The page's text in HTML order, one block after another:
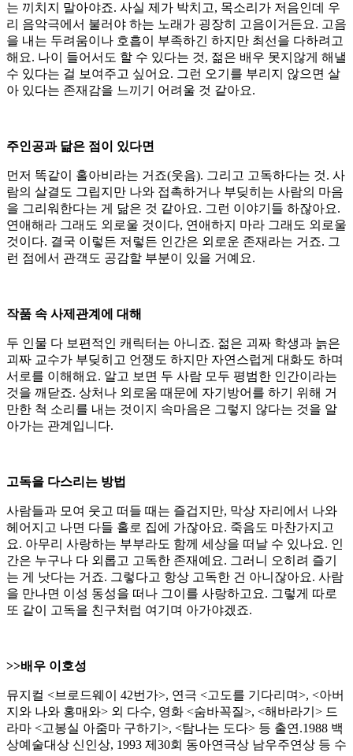
는 끼치지 말아야죠. 사실 제가 박치고, 목소리가 저음인데 우
리 음악극에서 불러야 하는 노래가 굉장히 고음이거든요. 고음
을 내는 두려움이나 호흡이 부족하긴 하지만 최선을 다하려고
해요. 나이 들어서도 할 수 있다는 것, 젊은 배우 못지않게 해낼
수 있다는 걸 보여주고 싶어요. 그런 오기를 부리지 않으면 살
아 있다는 존재감을 느끼기 어려울 것 같아요.
주인공과 닮은 점이 있다면
먼저 똑같이 홀아비라는 거죠(웃음). 그리고 고독하다는 것. 사
람의 살결도 그립지만 나와 접촉하거나 부딪히는 사람의 마음
을 그리워한다는 게 닮은 것 같아요. 그런 이야기들 하잖아요.
연애해라 그래도 외로울 것이다, 연애하지 마라 그래도 외로울
것이다. 결국 이렇든 저렇든 인간은 외로운 존재라는 거죠. 그
런 점에서 관객도 공감할 부분이 있을 거예요.
작품 속 사제관계에 대해
두 인물 다 보편적인 캐릭터는 아니죠. 젊은 괴짜 학생과 늙은
괴짜 교수가 부딪히고 언쟁도 하지만 자연스럽게 대화도 하며
서로를 이해해요. 알고 보면 두 사람 모두 평범한 인간이라는
것을 깨닫죠. 상처나 외로움 때문에 자기방어를 하기 위해 거
만한 척 소리를 내는 것이지 속마음은 그렇지 않다는 것을 알
아가는 관계입니다.
고독을 다스리는 방법
사람들과 모여 웃고 떠들 때는 즐겁지만, 막상 자리에서 나와
헤어지고 나면 다들 홀로 집에 가잖아요. 죽음도 마찬가지고
요. 아무리 사랑하는 부부라도 함께 세상을 떠날 수 있나요. 인
간은 누구나 다 외롭고 고독한 존재예요. 그러니 오히려 즐기
는 게 낫다는 거죠. 그렇다고 항상 고독한 건 아니잖아요. 사람
을 만나면 이성 동성을 떠나 그이를 사랑하고요. 그렇게 따로
또 같이 고독을 친구처럼 여기며 아가야겠죠.
>>배우 이호성
뮤지컬 <브로드웨이 42번가>, 연극 <고도를 기다리며>, <아버
지와 나와 홍매와> 외 다수, 영화 <숨바꼭질>, <해바라기> 드
라마 <고봉실 아줌마 구하기>, <탐나는 도다> 등 출연.1988 백
상예술대상 신인상, 1993 제30회 동아연극상 남우주연상 등 수